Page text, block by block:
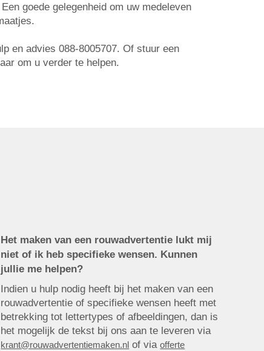
goede gelegenheid om uw medeleven
en advies 088-8005707. Of stuur een
om u verder te helpen.
Het maken van een rouwadvertentie lukt mij
niet of ik heb specifieke wensen. Kunnen
jullie me helpen?
Indien u hulp nodig heeft bij het maken van een
rouwadvertentie of specifieke wensen heeft met
betrekking tot lettertypes of afbeeldingen, dan is
het mogelijk de tekst bij ons aan te leveren via
krant@rouwadvertentiemaken.nl of viaofferte